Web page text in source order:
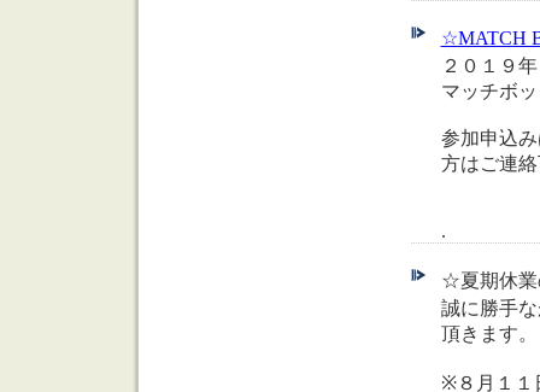
☆MATCH
２０１９
マッチボ
参加申込
方はご連
.
☆夏期休業
誠に勝手
頂きます。
※８月１１